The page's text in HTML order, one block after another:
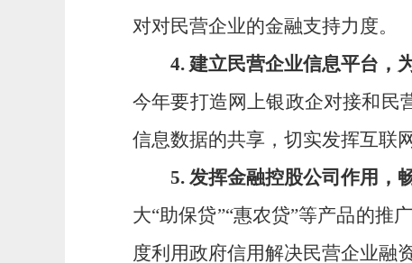
对对民营企业的金融支持力度。
4. 建立民营企业信息平台，
今年要打造网上银政企对接和民
信息数据的共享，切实发挥互联
5. 发挥金融控股公司作用，
大“助保贷”“惠农贷”等产品的推
度利用政府信用解决民营企业融